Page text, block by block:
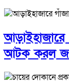
আটক করল